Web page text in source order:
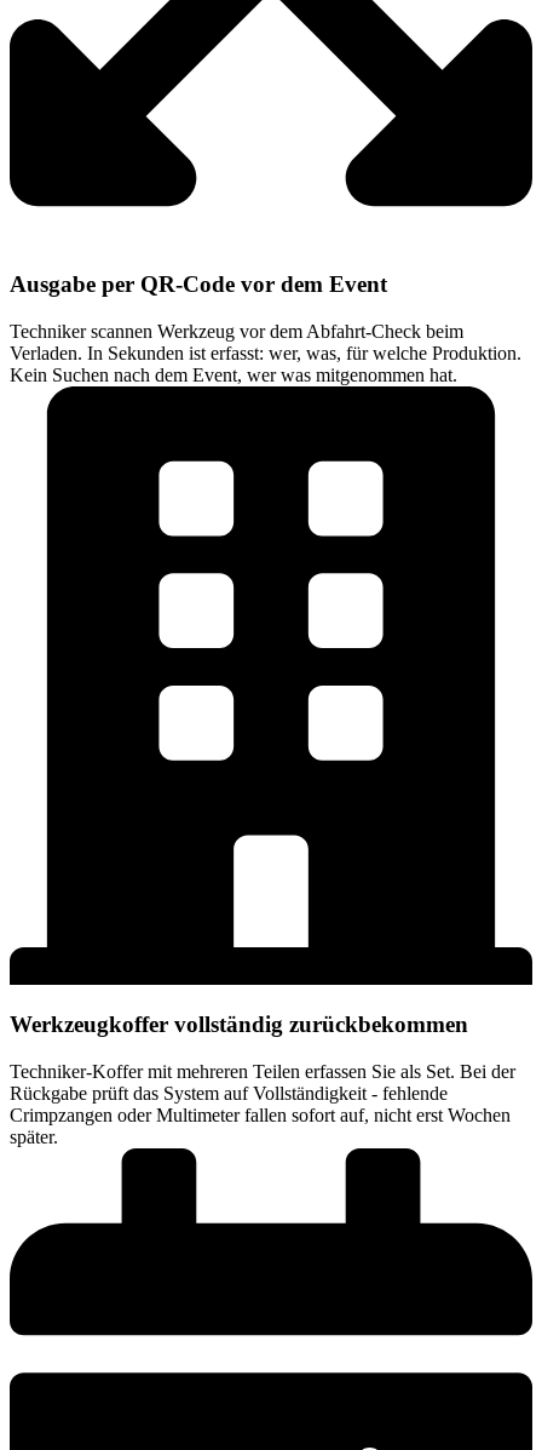
Ausgabe per QR-Code vor dem Event
Techniker scannen Werkzeug vor dem Abfahrt-Check beim
Verladen. In Sekunden ist erfasst: wer, was, für welche Produktion.
Kein Suchen nach dem Event, wer was mitgenommen hat.
Werkzeugkoffer vollständig zurückbekommen
Techniker-Koffer mit mehreren Teilen erfassen Sie als Set. Bei der
Rückgabe prüft das System auf Vollständigkeit - fehlende
Crimpzangen oder Multimeter fallen sofort auf, nicht erst Wochen
später.